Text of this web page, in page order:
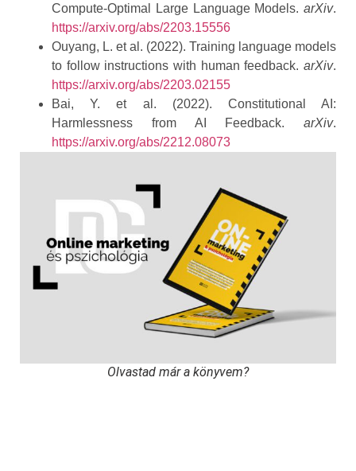
Compute‑Optimal Large Language Models. arXiv.
https://arxiv.org/abs/2203.15556
Ouyang, L. et al. (2022). Training language models
to follow instructions with human feedback. arXiv.
https://arxiv.org/abs/2203.02155
Bai, Y. et al. (2022). Constitutional AI:
Harmlessness from AI Feedback. arXiv.
https://arxiv.org/abs/2212.08073
Olvastad már a könyvem?